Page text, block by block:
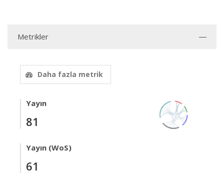
Metrikler
Daha fazla metrik
Yayın
81
Yayın (WoS)
61